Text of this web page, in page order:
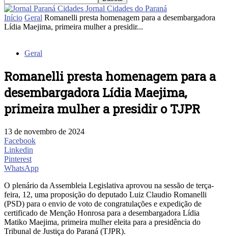
Jornal Cidades do Paraná
Início Geral Romanelli presta homenagem para a desembargadora
Lídia Maejima, primeira mulher a presidir...
Geral
Romanelli presta homenagem para a
desembargadora Lídia Maejima,
primeira mulher a presidir o TJPR
13 de novembro de 2024
Facebook
Linkedin
Pinterest
WhatsApp
O plenário da Assembleia Legislativa aprovou na sessão de terça-
feira, 12, uma proposição do deputado Luiz Claudio Romanelli
(PSD) para o envio de voto de congratulações e expedição de
certificado de Menção Honrosa para a desembargadora Lídia
Matiko Maejima, primeira mulher eleita para a presidência do
Tribunal de Justiça do Paraná (TJPR).